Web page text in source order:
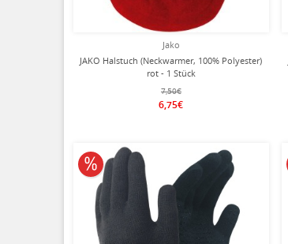
Jako
JAKO Halstuch (Neckwarmer, 100% Polyester)
rot - 1 Stück
7,50€
6,75€
10% reduziert